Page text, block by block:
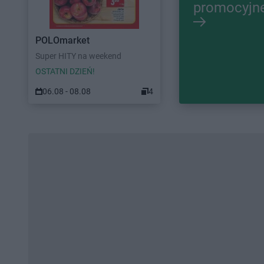
POLOmarket
Super HITY na weekend
OSTATNI DZIEŃ!
06.08 - 08.08 4